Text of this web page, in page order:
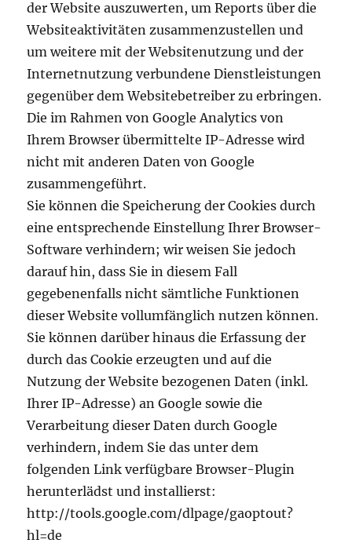
der Website auszuwerten, um Reports über die
Websiteaktivitäten zusammenzustellen und
um weitere mit der Websitenutzung und der
Internetnutzung verbundene Dienstleistungen
gegenüber dem Websitebetreiber zu erbringen.
Die im Rahmen von Google Analytics von
Ihrem Browser übermittelte IP-Adresse wird
nicht mit anderen Daten von Google
zusammengeführt.
Sie können die Speicherung der Cookies durch
eine entsprechende Einstellung Ihrer Browser-
Software verhindern; wir weisen Sie jedoch
darauf hin, dass Sie in diesem Fall
gegebenenfalls nicht sämtliche Funktionen
dieser Website vollumfänglich nutzen können.
Sie können darüber hinaus die Erfassung der
durch das Cookie erzeugten und auf die
Nutzung der Website bezogenen Daten (inkl.
Ihrer IP-Adresse) an Google sowie die
Verarbeitung dieser Daten durch Google
verhindern, indem Sie das unter dem
folgenden Link verfügbare Browser-Plugin
herunterlädst und installierst:
http://tools.google.com/dlpage/gaoptout?
hl=de